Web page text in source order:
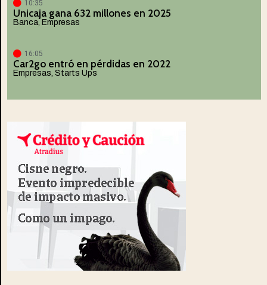
10:35
Unicaja gana 632 millones en 2025
Banca,Empresas
16:05
Car2go entró en pérdidas en 2022
Empresas Starts Ups